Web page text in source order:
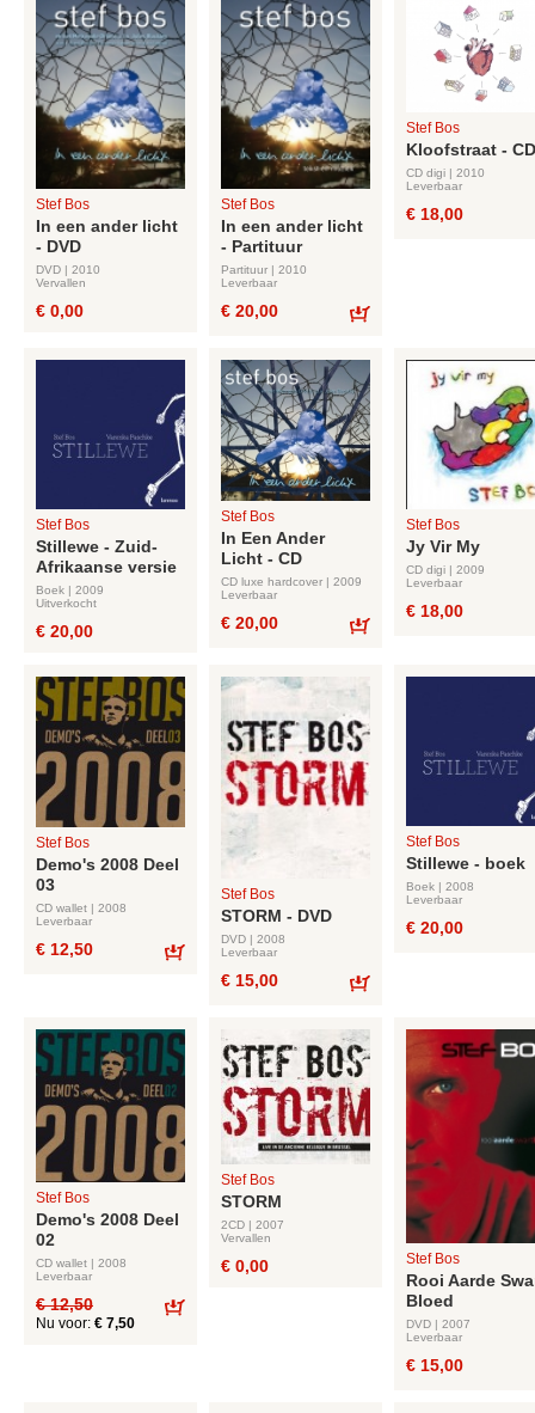
Stef Bos
In een ander licht
- DVD
DVD | 2010
Vervallen
€ 0,00
Stef Bos
In een ander licht
- Partituur
Partituur | 2010
Leverbaar
€ 20,00
Stef Bos
Kloofstraat - CD
CD digi | 2010
Leverbaar
€ 18,00
Stef Bos
Stillewe - Zuid-
Afrikaanse versie
Boek | 2009
Uitverkocht
€ 20,00
Stef Bos
In Een Ander
Licht - CD
CD luxe hardcover | 2009
Leverbaar
€ 20,00
Stef Bos
Jy Vir My
CD digi | 2009
Leverbaar
€ 18,00
Stef Bos
Demo's 2008 Deel
03
CD wallet | 2008
Leverbaar
€ 12,50
Stef Bos
STORM - DVD
DVD | 2008
Leverbaar
€ 15,00
Stef Bos
Stillewe - boek
Boek | 2008
Leverbaar
€ 20,00
Stef Bos
Demo's 2008 Deel
02
CD wallet | 2008
Leverbaar
€ 12,50
Nu voor: € 7,50
Stef Bos
STORM
2CD | 2007
Vervallen
€ 0,00 Stef Bos
Rooi Aarde
Bloed
DVD | 2007
Leverbaar
€ 15,00